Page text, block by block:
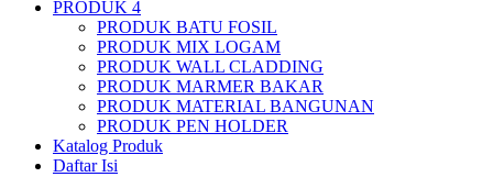
PRODUK 4
PRODUK BATU FOSIL
PRODUK MIX LOGAM
PRODUK WALL CLADDING
PRODUK MARMER BAKAR
PRODUK MATERIAL BANGUNAN
PRODUK PEN HOLDER
Katalog Produk
Daftar Isi